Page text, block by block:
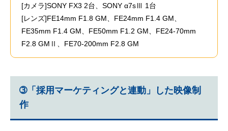
[カメラ]SONY FX3 2台、SONY α7sⅢ 1台
[レンズ]FE14mm F1.8 GM、FE24mm F1.4 GM、
FE35mm F1.4 GM、FE50mm F1.2 GM、FE24-70mm
F2.8 GMⅡ、FE70-200mm F2.8 GM
➂「採用マーケティングと連動」した映像制
作